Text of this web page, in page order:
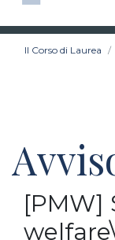
Il Corso di Laurea
[PMW]